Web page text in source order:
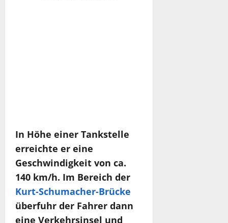
In Höhe einer Tankstelle
erreichte er eine
Geschwindigkeit von ca.
140 km/h. Im Bereich der
Kurt-Schumacher-Brücke
überfuhr der Fahrer dann
eine Verkehrsinsel und